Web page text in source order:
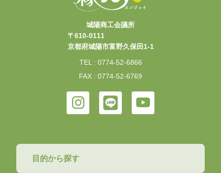
城陽商工会議所
〒610-0111
京都府城陽市富野久保田1-1
TEL : 0774-52-6866
FAX : 0774-52-6769
目的から探す